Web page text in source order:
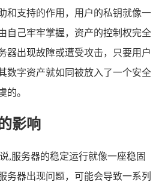
和支持的作用，用户的私钥就像一
自己牢牢掌握，资产的控制权完全
器出现故障或遭受攻击，只要用户
数字资产就如同被放入了一个安全
的。
影响
,服务器的稳定运行就像一座稳固
务器出现问题，可能会导致一系列